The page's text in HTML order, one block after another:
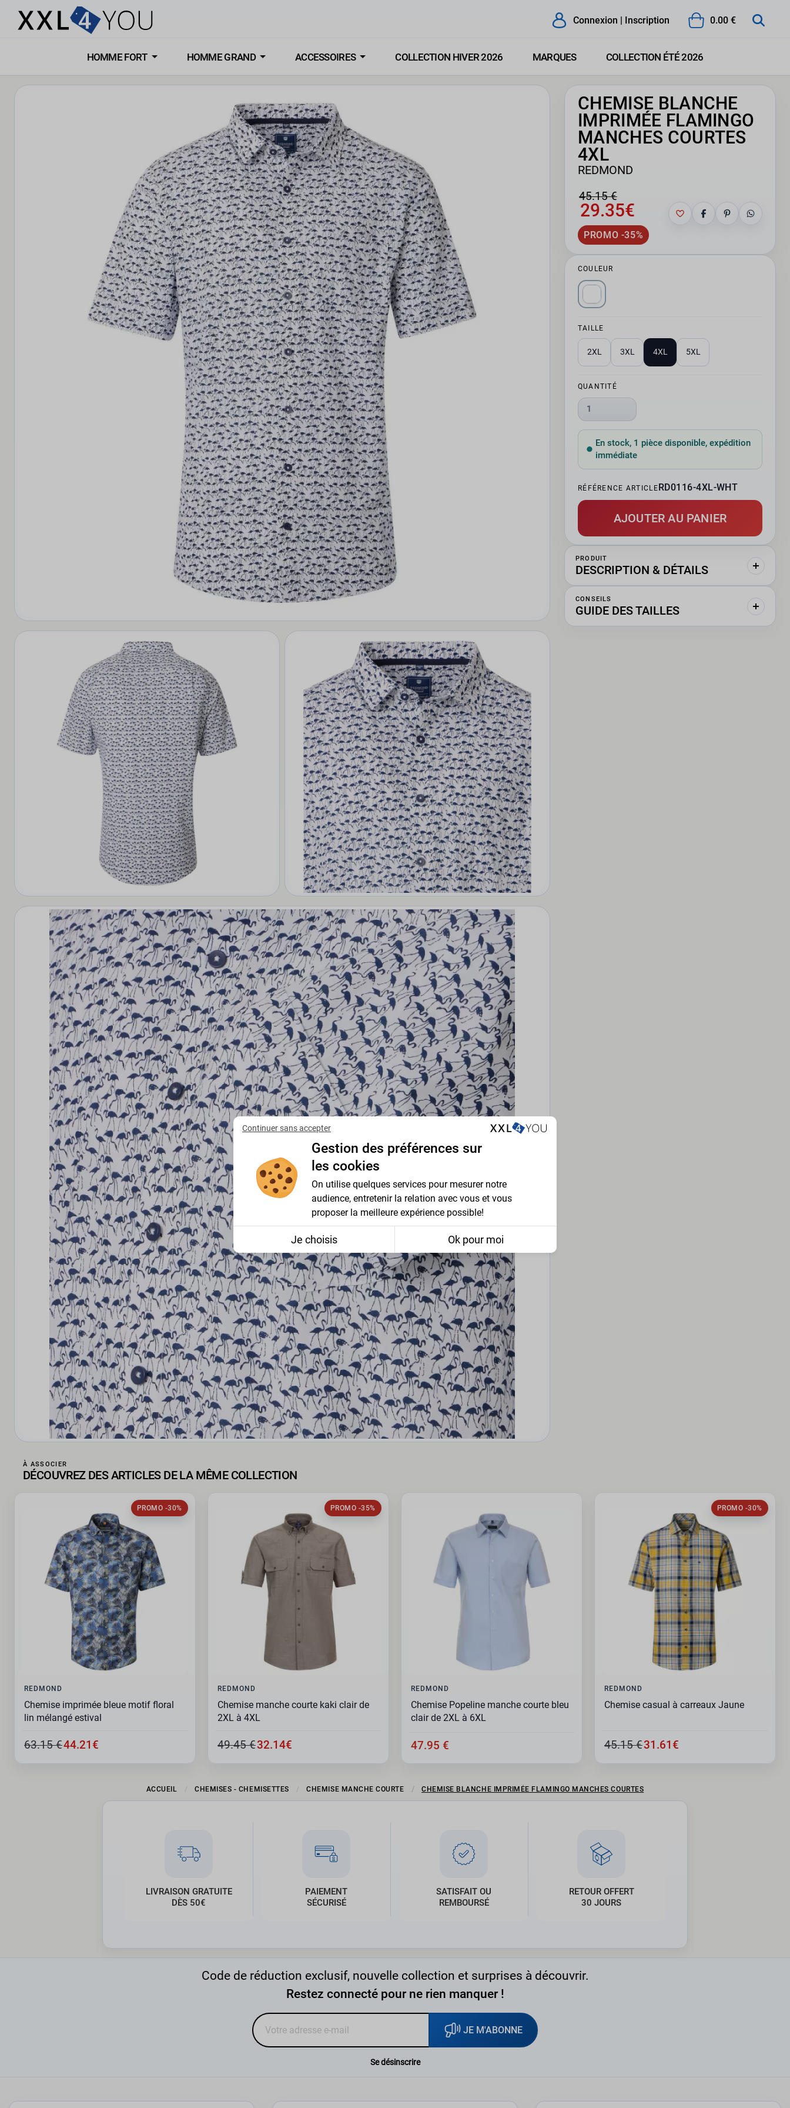
Connexion | Inscription 0.00 €
HOMME FORT HOMME GRAND ACCESSOIRES COLLECTION HIVER 2026 MARQUES COLLECTION ÉTÉ 2026
CHEMISE BLANCHE
IMPRIMÉE FLAMINGO
MANCHES COURTES
4XL
REDMOND
45.15 €
29.35€
PROMO -35%
COULEUR
TAILLE
2XL 3XL 4XL 5XL
QUANTITÉ
1
En stock, 1 pièce disponible, expédition
immédiate
RÉFÉRENCE ARTICLERD0116-4XL-WHT
AJOUTER AU PANIER
PRODUIT
DESCRIPTION & DÉTAILS
CONSEILS
GUIDE DES TAILLES
À ASSOCIER
DÉCOUVREZ DES ARTICLES DE LA MÊME COLLECTION
PROMO -30%
REDMOND
Chemise imprimée bleue motif floral
lin mélangé estival
63.15 €44.21€
PROMO -35%
REDMOND
Chemise manche courte kaki clair de
2XL à 4XL
49.45 €32.14€
REDMOND
Chemise Popeline manche courte bleu
clair de 2XL à 6XL
47.95 €
PROMO -30%
REDMOND
Chemise casual à carreaux Jaune
45.15 €31.61€
ACCUEIL CHEMISES - CHEMISETTES CHEMISE MANCHE COURTE CHEMISE BLANCHE IMPRIMÉE FLAMINGO MANCHES COURTES
LIVRAISON GRATUITE
DÈS 50€
PAIEMENT
SÉCURISÉ
SATISFAIT OU
REMBOURSÉ
RETOUR OFFERT
30 JOURS
Code de réduction exclusif, nouvelle collection et surprises à découvrir.
Restez connecté pour ne rien manquer !
JE M'ABONNE
Se désinscrire
Continuer sans accepter
Gestion des préférences sur
les cookies
On utilise quelques services pour mesurer notre
audience, entretenir la relation avec vous et vous
proposer la meilleure expérience possible!
Je choisis Ok pour moi